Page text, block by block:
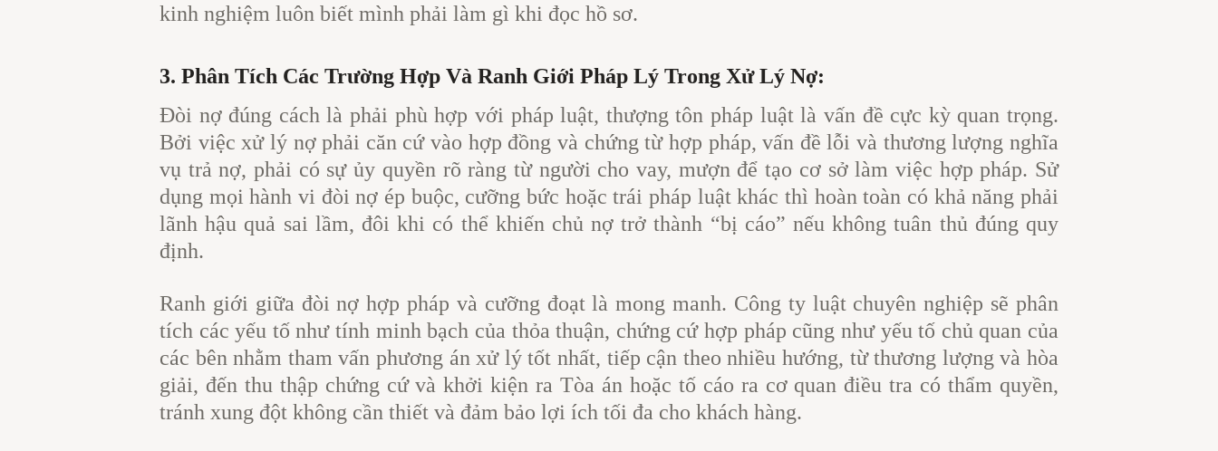
kinh nghiệm luôn biết mình phải làm gì khi đọc hồ sơ.
3. Phân Tích Các Trường Hợp Và Ranh Giới Pháp Lý Trong Xử Lý Nợ:
Đòi nợ đúng cách là phải phù hợp với pháp luật, thượng tôn pháp luật là vấn đề cực kỳ quan trọng.
Bởi việc xử lý nợ phải căn cứ vào hợp đồng và chứng từ hợp pháp, vấn đề lỗi và thương lượng nghĩa
vụ trả nợ, phải có sự ủy quyền rõ ràng từ người cho vay, mượn để tạo cơ sở làm việc hợp pháp. Sử
dụng mọi hành vi đòi nợ ép buộc, cưỡng bức hoặc trái pháp luật khác thì hoàn toàn có khả năng phải
lãnh hậu quả sai lầm, đôi khi có thể khiến chủ nợ trở thành “bị cáo” nếu không tuân thủ đúng quy
định.
Ranh giới giữa đòi nợ hợp pháp và cưỡng đoạt là mong manh. Công ty luật chuyên nghiệp sẽ phân
tích các yếu tố như tính minh bạch của thỏa thuận, chứng cứ hợp pháp cũng như yếu tố chủ quan của
các bên nhằm tham vấn phương án xử lý tốt nhất, tiếp cận theo nhiều hướng, từ thương lượng và hòa
giải, đến thu thập chứng cứ và khởi kiện ra Tòa án hoặc tố cáo ra cơ quan điều tra có thẩm quyền,
tránh xung đột không cần thiết và đảm bảo lợi ích tối đa cho khách hàng.